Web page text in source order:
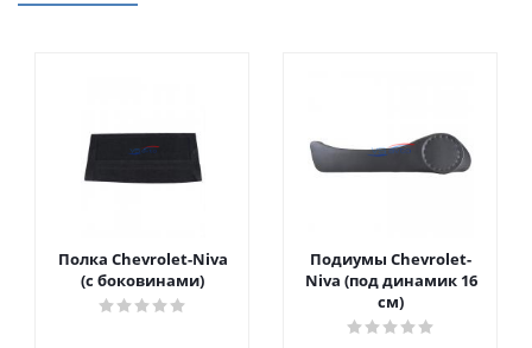
Полка Chevrolet-Niva
(с боковинами)
Подиумы Chevrolet-
Niva (под динамик 16
см)